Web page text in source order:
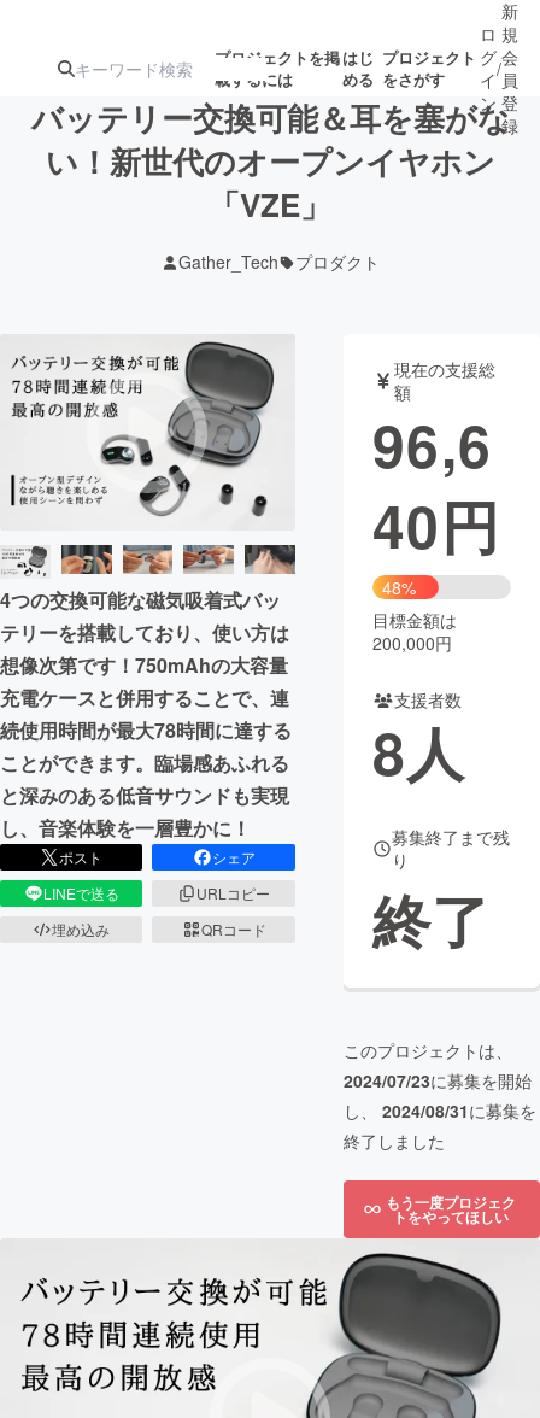
プロジェクトを掲
載するには
はじ
める
プロジェクト
をさがす
注目の新着プロ募集終了が近いプ
テクノロジー・ガジェット
映像・映画 書籍・雑誌
ビジネス・起業 チャレンジ
まちづくり・地域活性化
CAMPFIRE for Social Good
CAMPFIRE Creation
CAMPFIREふるさと納税machi-ya コミュニティ
ロ
グ
イ
ン
/
新
規
会
員
登
録
バッテリー交換可能＆耳を塞がな
い！新世代のオープンイヤホン
「VZE」
Gather_Tech プロダクト
4つの交換可能な磁気吸着式バッ
テリーを搭載しており、使い方は
想像次第です！750mAhの大容量
充電ケースと併用することで、連
続使用時間が最大78時間に達する
ことができます。臨場感あふれる
と深みのある低音サウンドも実現
し、音楽体験を一層豊かに！
ポスト
シェア
LINEで送る
URLコピー
埋め込み
QRコード
現在の支援総
額
96,6
40円
48%
目標金額は
200,000円
支援者数
8人
募集終了まで残
り
終了
このプロジェクトは、
2024/07/23に募集を開始
し、 2024/08/31に募集を
終了しました
もう一度プロジェク
トをやってほしい